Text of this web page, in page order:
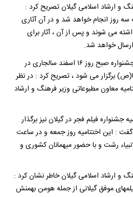
و ارشاد اسلامی گیلان تصریح کرد :
روز انجام خواهد شد و در آن آثاری
می شوند و پس از آن ، آثار برای
خواهد شد.
مصفا با بیان اینکه اختتامیه این جشنواره صبح روز ۱۶ اسفند سالجاری در
برگزار می شود ، تصریح کرد : در نظر
معاون مطبوعاتی وزیر فرهنگ و ارشاد
جشنواره فیلم فجر در گیلان نیز برگذار
گفت : این اختتامیه روز جمعه و در ساعت
الانبیاء رشت و با حضور میهمانان کشوری و
و ارشاد اسلامی گیلان خاطر نشان کرد :
موفق گیلانی از جمله هومن بهمنش